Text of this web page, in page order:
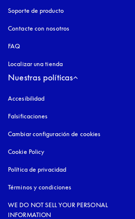
Soporte de producto
Contacte con nosotros
FAQ
Localizar una tienda
Nuestras políticas
Accesibilidad
Falsificaciones
Cambiar configuración de cookies
Cookie Policy
Política de privacidad
Términos y condiciones
WE DO NOT SELL YOUR PERSONAL
INFORMATION